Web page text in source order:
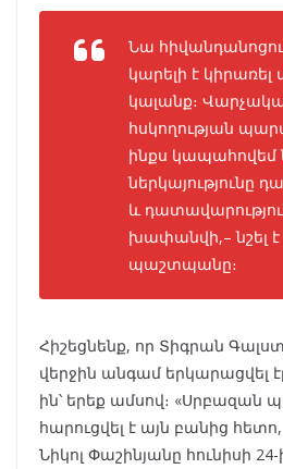
Նա
կարելի է կիրառել
կալանք։
հսկողության
ինքս կապահովեմ
ներկայությունը
և
խափանվի,– նշել է
պաշտպանը։
Հիշեցնենք, որ Տիգրան
վերջին անգամ երկարացվել
ին՝ երեք ամսով։ «Սրբազան
հարուցվել է այն բանից
Նիկոլ Փաշինյանը հունիսի